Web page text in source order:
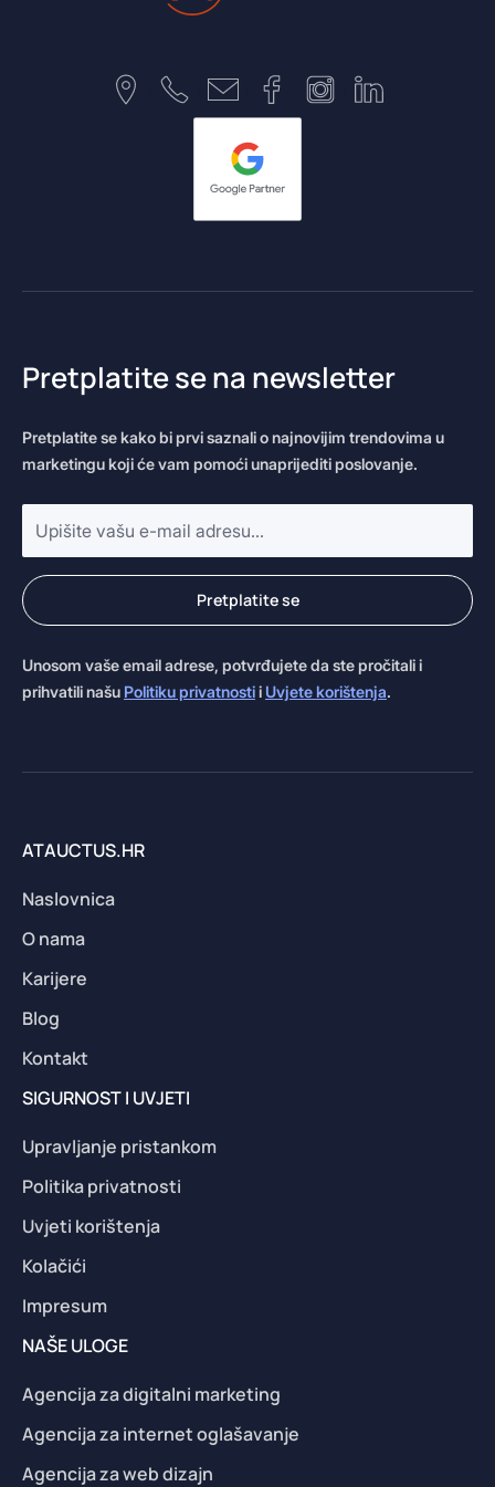
Pretplatite se na newsletter
Pretplatite se kako bi prvi saznali o najnovijim trendovima u
marketingu koji će vam pomoći unaprijediti poslovanje.
E-
mail
adresa
*
Pretplatite se
Unosom vaše email adrese, potvrđujete da ste pročitali i
prihvatili našu Politiku privatnostii Uvjete korištenja.
ATAUCTUS.HR
Naslovnica
O nama
Karijere
Blog
Kontakt
SIGURNOST I UVJETI
Upravljanje pristankom
Politika privatnosti
Uvjeti korištenja
Kolačići
Impresum
NAŠE ULOGE
Agencija za digitalni marketing
Agencija za internet oglašavanje
Agencija za web dizajn